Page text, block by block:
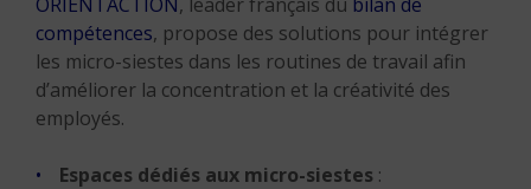
compétences, propose des solutions pour intégrer
les micro-siestes dans les routines de travail afin
d’améliorer la concentration et la créativité des
employés.
Espaces dédiés aux micro-siestes :